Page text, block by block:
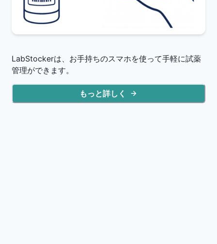
LabStockerは、お手持ちのスマホを使って手軽に試薬
管理ができます。
もっと詳しく